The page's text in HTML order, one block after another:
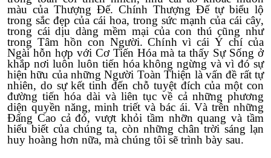
màu của Thượng Đế. Chính Thượng Đế tự biểu lộ
trong sắc đẹp của cái hoa, trong sức mạnh của cái cây,
trong cái dịu dàng mềm mại của con thú cũng như
trong Tâm hồn con Người. Chính vì cái Ý chí của
Ngài hỗn hợp với Cơ Tiến Hóa mà ta thấy Sự Sống ở
khắp nơi luôn luôn tiến hóa không ngừng và vì đó sự
hiện hữu của những Người Toàn Thiện là vấn đề rất tự
nhiên, do sự kết tinh đến chỗ tuyệt đích của một con
đường tiến hóa dài và liên tục về cả những phương
diện quyền năng, minh triết và bác ái. Và trên những
Đấng Cao cả đó, vượt khỏi tầm nhỡn quang và tầm
hiểu biết của chúng ta, còn những chân trời sáng lạn
huy hoàng hơn nữa, mà chúng tôi sẽ trình bày sau.